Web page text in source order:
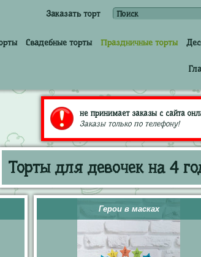
Заказать торт
Свадебные торты Праздничные торты
не принимает заказы с сайта
Заказы только по телефону!
Торты для девочек на 4
Герои в масках